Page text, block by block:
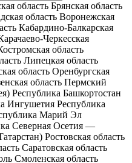
область Брянская область
область Воронежская
Кабардино-Балкарская
Черкесская
область
Липецкая область
область Оренбургская
область Пермский
Республика Башкортостан
Ингушетия Республика
Марий Эл
Северная Осетия —
Ростовская область
Саратовская область
Смоленская область